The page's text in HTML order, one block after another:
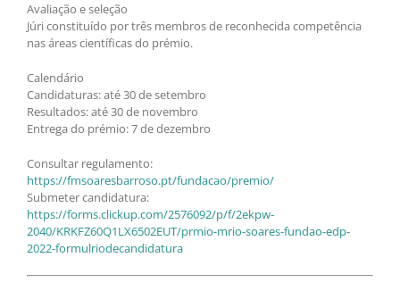
Avaliação e seleção
Júri constituído por três membros de reconhecida competência
nas áreas científicas do prémio.
Calendário
Candidaturas: até 30 de setembro
Resultados: até 30 de novembro
Entrega do prémio: 7 de dezembro
Consultar regulamento:
https://fmsoaresbarroso.pt/fundacao/premio/
Submeter candidatura:
https://forms.clickup.com/2576092/p/f/2ekpw-
2040/KRKFZ60Q1LX6502EUT/prmio-mrio-soares-fundao-edp-
2022-formulriodecandidatura